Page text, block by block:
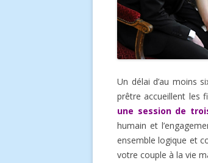
Un délai d’au moins
prêtre accueillent les
une session de
humain et
ensemble logique et
votre couple à la vie